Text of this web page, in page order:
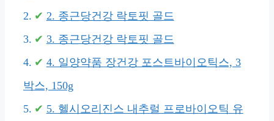
2. 종근당건강 락토핏 골드
3. 종근당건강 락토핏 골드
4. 일양약품 장건강 포스트바이오틱스, 3
박스, 150g
5. 헬시오리진스 내추럴 프로바이오틱 유